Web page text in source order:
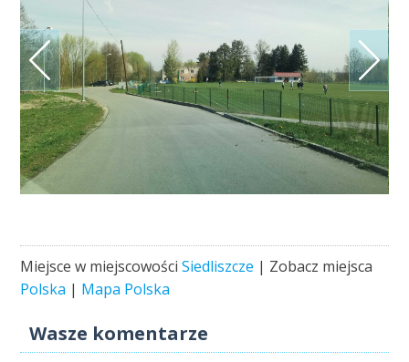
Miejsce w miejscowościSiedliszcze | Zobacz miejsca
Polska | Mapa Polska
Wasze komentarze